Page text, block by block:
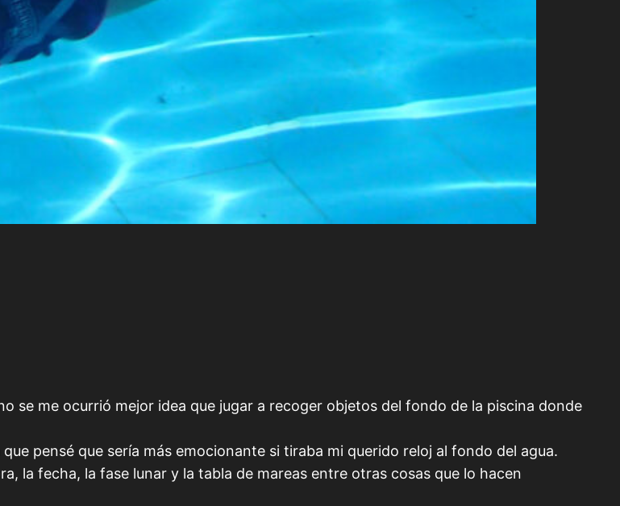
se me ocurrió mejor idea que jugar a recoger objetos del fondo de la piscina donde
pensé que sería más emocionante si tiraba mi querido reloj al fondo del agua.
la fecha, la fase lunar y la tabla de mareas entre otras cosas que lo hacen